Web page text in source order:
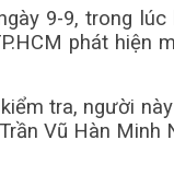
9-9, trong
phát hiện
tra, người
Vũ Hàn Minh